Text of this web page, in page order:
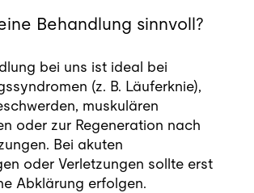
Behandlung sinnvoll?
bei uns ist ideal bei
(z. B. Läuferknie),
muskulären
oder zur Regeneration nach
Bei akuten
oder Verletzungen sollte erst
Abklärung erfolgen.